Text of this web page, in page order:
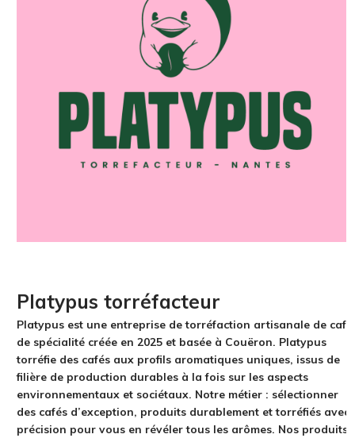
Platypus torréfacteur
Platypus est une entreprise de torréfaction artisanale de café
de spécialité créée en 2025 et basée à Couëron. Platypus
torréfie des cafés aux profils aromatiques uniques, issus de
filière de production durables à la fois sur les aspects
environnementaux et sociétaux. Notre métier : sélectionner
des cafés d’exception, produits durablement et torréfiés avec
précision pour vous en révéler tous les arômes. Nos produits